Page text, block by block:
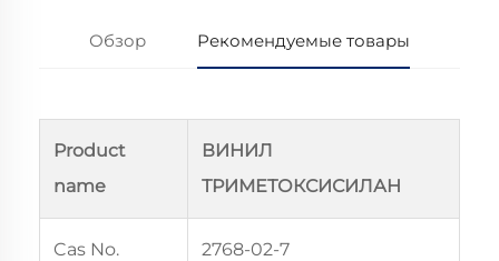
Обзор Рекомендуемые товары
Product
name
ВИНИЛ
ТРИМЕТОКСИСИЛАН
Cas No. 2768-02-7